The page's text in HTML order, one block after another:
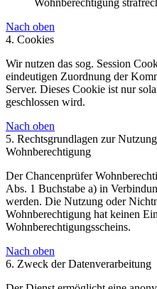
Nach oben
4. Cookies
Wir nutzen das sog. Session
eindeutigen Zuordnung der
Server. Dieses Cookie ist nur
geschlossen wird.
Nach oben
5. Rechtsgrundlagen zur
Wohnberechtigung
Der Chancenprüfer
Abs. 1 Buchstabe a) in
werden. Die Nutzung oder
Wohnberechtigung hat keinen
Wohnberechtigungsscheins.
Nach oben
6. Zweck der Datenverarbeitung